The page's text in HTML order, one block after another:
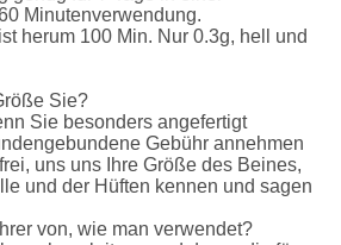
Minutenverwendung.
herum 100 Min. Nur 0.3g, hell und
Sie?
Sie besonders angefertigt
Gebühr annehmen
uns uns Ihre Größe des Beines,
und der Hüften kennen und sagen
von, wie man verwendet?